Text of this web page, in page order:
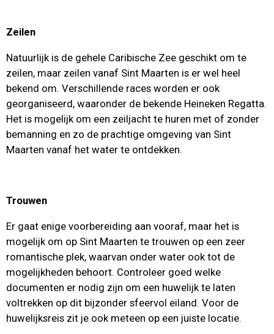
Zeilen
Natuurlijk is de gehele Caribische Zee geschikt om te
zeilen, maar zeilen vanaf Sint Maarten is er wel heel
bekend om. Verschillende races worden er ook
georganiseerd, waaronder de bekende Heineken Regatta.
Het is mogelijk om een zeiljacht te huren met of zonder
bemanning en zo de prachtige omgeving van Sint
Maarten vanaf het water te ontdekken.
Trouwen
Er gaat enige voorbereiding aan vooraf, maar het is
mogelijk om op Sint Maarten te trouwen op een zeer
romantische plek, waarvan onder water ook tot de
mogelijkheden behoort. Controleer goed welke
documenten er nodig zijn om een huwelijk te laten
voltrekken op dit bijzonder sfeervol eiland. Voor de
huwelijksreis zit je ook meteen op een juiste locatie.